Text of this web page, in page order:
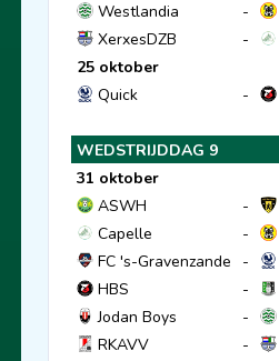
Westlandia
-
XerxesDZB
-
25 oktober
Quick
-
WEDSTRIJDDAG 9
31 oktober
ASWH
-
Capelle
-
FC 's-Gravenzande
-
HBS
-
Jodan Boys
-
RKAVV
-